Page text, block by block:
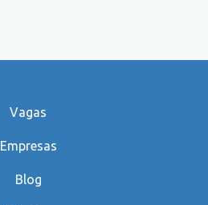
Vagas
Empresas
Blog